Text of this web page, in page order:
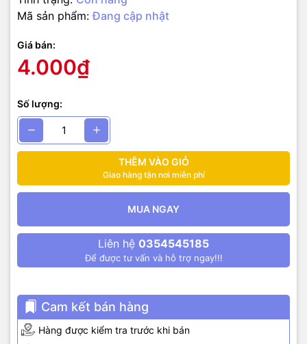
Mã sản phẩm: Đang cập nhật
Giá bán:
4.000₫
Số lượng:
THÊM VÀO GIỎ
Giao hàng tận nơi miễn phí
MUA NGAY
Liên hệ 0354545185
Để được tư vấn và hỗ trợ ngay!!!
Cam kết bán hàng
Hàng được kiểm tra trước khi bán